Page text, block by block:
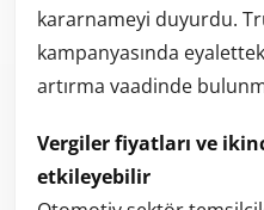
kararnameyi duyurdu.
kampanyasında
artırma vaadinde
Vergiler fiyatları ve
etkileyebilir